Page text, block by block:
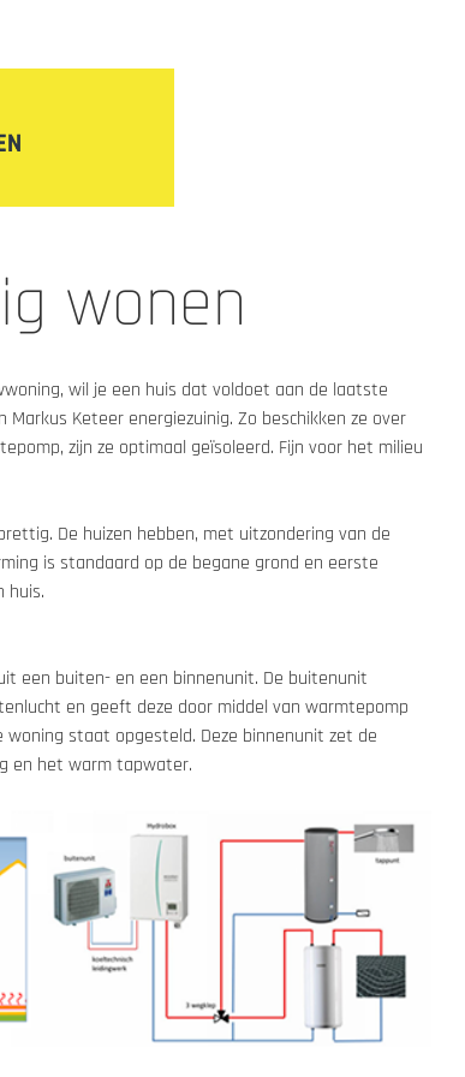
wonen
wil je een huis dat voldoet aan de laatste
Keteer energiezuinig. Zo beschikken ze over
zijn ze optimaal geïsoleerd. Fijn voor het milieu
De huizen hebben, met uitzondering van de
is standaard op de begane grond en eerste
huis.
een buiten- en een binnenunit. De buitenunit
en geeft deze door middel van warmtepomp
woning staat opgesteld. Deze binnenunit zet de
en het warm tapwater.